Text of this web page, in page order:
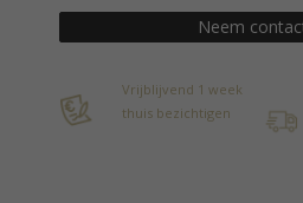
Neem
Vrijblijvend 1 week
thuis bezichtigen